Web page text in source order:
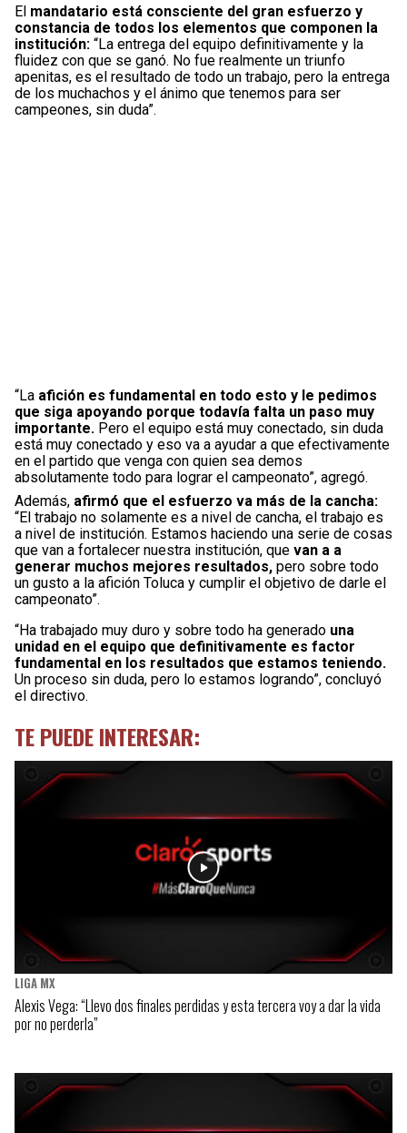
El mandatario está consciente del gran esfuerzo y
constancia de todos los elementos que componen la
institución: “La entrega del equipo definitivamente y la
fluidez con que se ganó. No fue realmente un triunfo
apenitas, es el resultado de todo un trabajo, pero la entrega
de los muchachos y el ánimo que tenemos para ser
campeones, sin duda”.
“La afición es fundamental en todo esto y le pedimos
que siga apoyando porque todavía falta un paso muy
importante. Pero el equipo está muy conectado, sin duda
está muy conectado y eso va a ayudar a que efectivamente
en el partido que venga con quien sea demos
absolutamente todo para lograr el campeonato”, agregó.
Además, afirmó que el esfuerzo va más de la cancha:
“El trabajo no solamente es a nivel de cancha, el trabajo es
a nivel de institución. Estamos haciendo una serie de cosas
que van a fortalecer nuestra institución, que van a a
generar muchos mejores resultados, pero sobre todo
un gusto a la afición Toluca y cumplir el objetivo de darle el
campeonato”.
“Ha trabajado muy duro y sobre todo ha generado una
unidad en el equipo que definitivamente es factor
fundamental en los resultados que estamos teniendo.
Un proceso sin duda, pero lo estamos logrando”, concluyó
el directivo.
TE PUEDE INTERESAR:
LIGA MX
Alexis Vega: “Llevo dos finales perdidas y esta tercera voy a dar la vida
por no perderla”